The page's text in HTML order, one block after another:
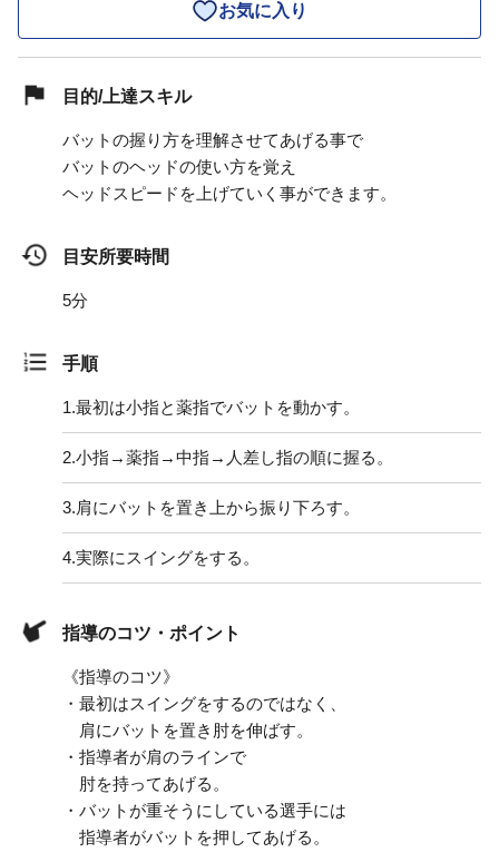
お気に入り
目的/上達スキル
バットの握り方を理解させてあげる事で
バットのヘッドの使い方を覚え
ヘッドスピードを上げていく事ができます。
目安所要時間
5分
手順
1.最初は小指と薬指でバットを動かす。
2.小指→薬指→中指→人差し指の順に握る。
3.肩にバットを置き上から振り下ろす。
4.実際にスイングをする。
指導のコツ・ポイント
《指導のコツ》
・最初はスイングをするのではなく、
肩にバットを置き肘を伸ばす。
・指導者が肩のラインで
肘を持ってあげる。
・バットが重そうにしている選手には
指導者がバットを押してあげる。